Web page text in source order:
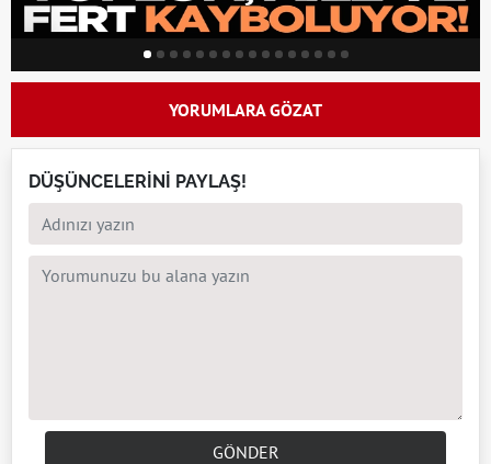
YORUMLARA GÖZAT
DÜŞÜNCELERİNİ PAYLAŞ!
GÖNDER